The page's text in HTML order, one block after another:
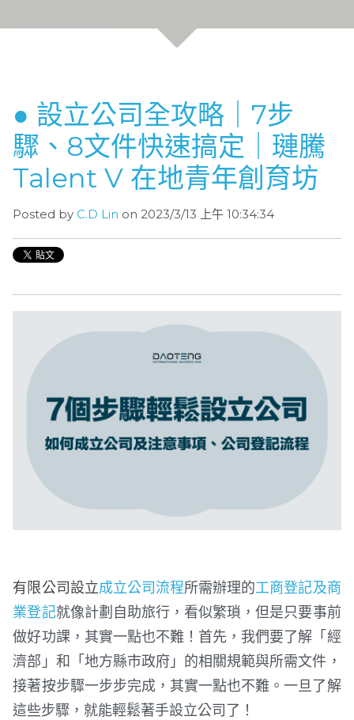
● 設立公司全攻略｜7步
驟、8文件快速搞定｜璉騰
Talent V 在地青年創育坊
Posted by C.D Lin on 2023/3/13 上午 10:34:34
有限公司設立成立公司流程所需辦理的工商登記及商
業登記就像計劃自助旅行，看似繁瑣，但是只要事前
做好功課，其實一點也不難！首先，我們要了解「經
濟部」和「地方縣市政府」的相關規範與所需文件，
接著按步驟一步步完成，其實一點也不難。一旦了解
這些步驟，就能輕鬆著手設立公司了！